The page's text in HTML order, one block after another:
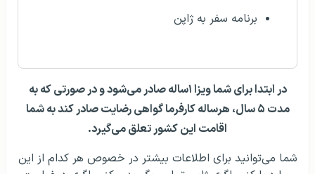
برنامه سفر به ژاپن
در ابتدا برای شما ویزا ۱ساله صادر می‌شود و در صورتی که به
مدت ۵ سال، هرساله کارفرما گواهی رضایت صادر کند به شما
اقامت این کشور تعلق می‌گیرد.
شما می‌توانید برای اطلاعات بیشتر در خصوص هر کدام از این